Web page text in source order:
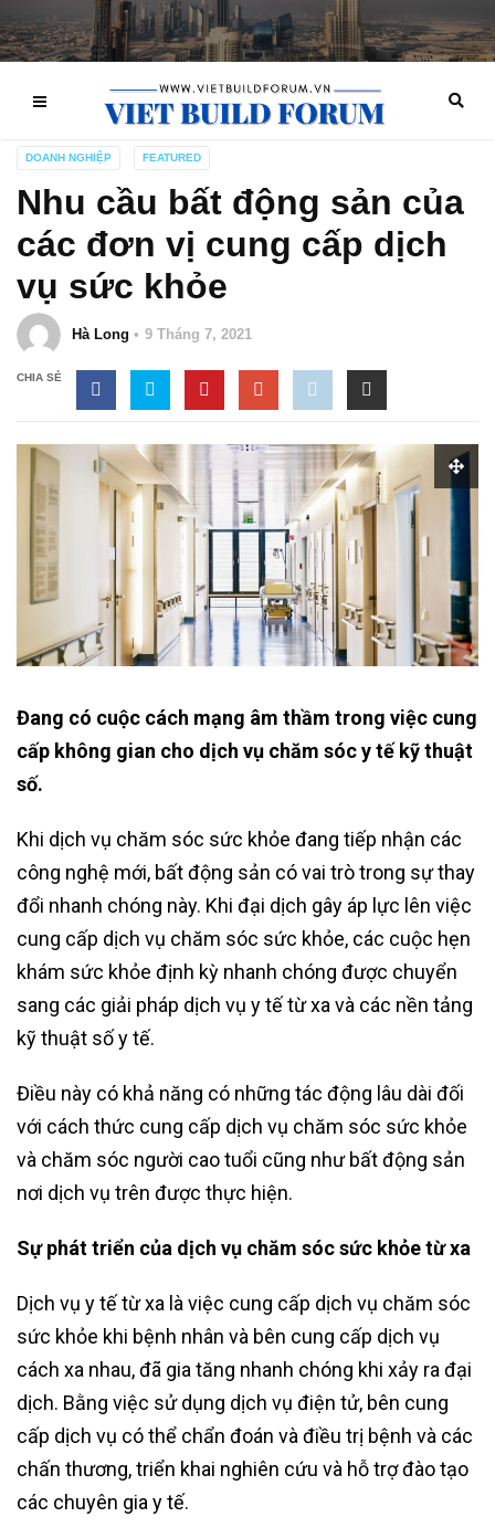
DOANH NGHIỆP FEATURED
Nhu cầu bất động sản của
các đơn vị cung cấp dịch
vụ sức khỏe
Hà Long 9 Tháng 7, 2021
CHIA SẺ
Đang có cuộc cách mạng âm thầm trong việc cung
cấp không gian cho dịch vụ chăm sóc y tế kỹ thuật
số.
Khi dịch vụ chăm sóc sức khỏe đang tiếp nhận các
công nghệ mới, bất động sản có vai trò trong sự thay
đổi nhanh chóng này. Khi đại dịch gây áp lực lên việc
cung cấp dịch vụ chăm sóc sức khỏe, các cuộc hẹn
khám sức khỏe định kỳ nhanh chóng được chuyển
sang các giải pháp dịch vụ y tế từ xa và các nền tảng
kỹ thuật số y tế.
Điều này có khả năng có những tác động lâu dài đối
với cách thức cung cấp dịch vụ chăm sóc sức khỏe
và chăm sóc người cao tuổi cũng như bất động sản
nơi dịch vụ trên được thực hiện.
Sự phát triển của dịch vụ chăm sóc sức khỏe từ xa
Dịch vụ y tế từ xa là việc cung cấp dịch vụ chăm sóc
sức khỏe khi bệnh nhân và bên cung cấp dịch vụ
cách xa nhau, đã gia tăng nhanh chóng khi xảy ra đại
dịch. Bằng việc sử dụng dịch vụ điện tử, bên cung
cấp dịch vụ có thể chẩn đoán và điều trị bệnh và các
chấn thương, triển khai nghiên cứu và hỗ trợ đào tạo
các chuyên gia y tế.